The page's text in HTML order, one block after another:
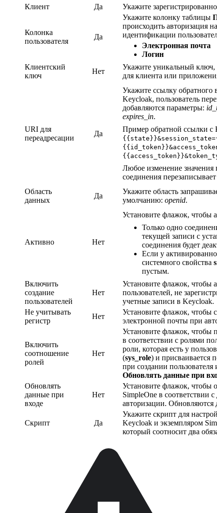
Клиент
Да Укажите
Колонка
пользователя
Да
Укажите колонку таблицы
происходить авторизация
идентификации
Электронная почта
Логин
Клиентский
ключ
Нет
Укажите уникальный ключ,
для клиента или
URI для
переадресации
Да
Укажите ссылку обратного
Keycloak, пользователь
добавляются параметры:
expires_in.
Пример обратной ссылки с
Любое изменение значения
соединения
Область
данных
Да
Укажите область
умолчанию: openid.
Активно Нет
Установите флажок, чтобы
Только одно
текущей записи с
соединения будет
Если у
системного свойства
пустым.
Включить
создание
пользователей
Нет
Установите флажок, чтобы
пользователей, не
учетные записи в Keycloak.
Не учитывать
регистр
Нет
Установите флажок, чтобы
электронной почты при
Включить
соотношение
ролей
Нет
Установите флажок, чтобы
в соответствии с ролями
роли, которая есть у
(sys_role) и присваивается
при создании
Обновлять данные при
Обновлять
данные при
входе
Нет
Установите флажок, чтобы
SimpleOne в соответствии
авторизации.
Скрипт Да
Укажите скрипт для
Keycloak и экземпляром
который соотносит два